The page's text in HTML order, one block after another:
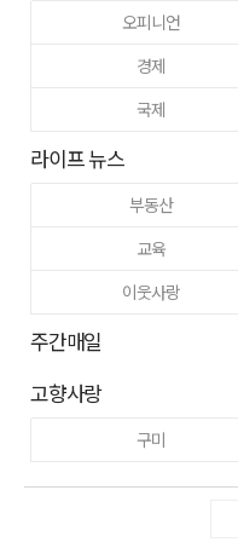
오피니언
경제
국제
라이프 뉴스
부동산
교육
이웃사랑
주간매일
고향사랑
구미